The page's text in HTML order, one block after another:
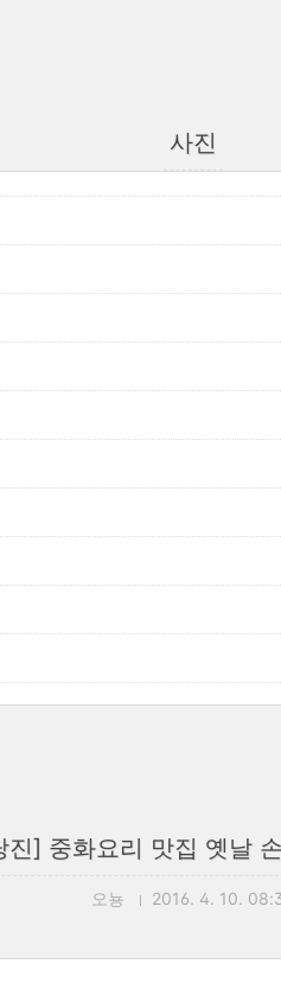
사진
진] 중화요리 맛집 옛날
오뇽 2016. 4. 10.